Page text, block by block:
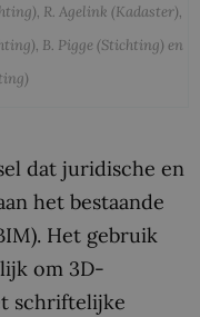
R. Agelink (Kadaster),
B. Pigge (Stichting) en
dat juridische en
het bestaande
Het gebruik
om 3D-
schriftelijke